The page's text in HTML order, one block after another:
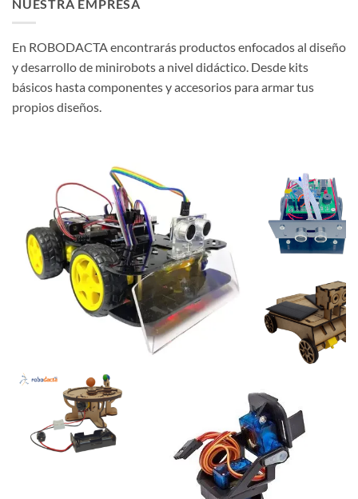
NUESTRA EMPRESA
En ROBODACTA encontrarás productos enfocados al diseño
y desarrollo de minirobots a nivel didáctico. Desde kits
básicos hasta componentes y accesorios para armar tus
propios diseños.